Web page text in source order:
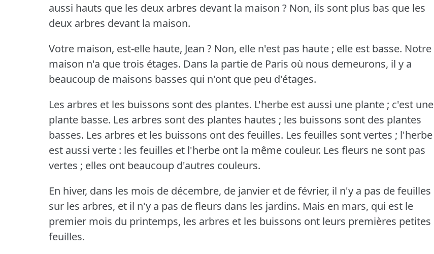
aussi hauts que les deux arbres devant la maison ? Non, ils sont plus bas que les
deux arbres devant la maison.
Votre maison, est-elle haute, Jean ? Non, elle n'est pas haute ; elle est basse. Notre
maison n'a que trois étages. Dans la partie de Paris où nous demeurons, il y a
beaucoup de maisons basses qui n'ont que peu d'étages.
Les arbres et les buissons sont des plantes. L'herbe est aussi une plante ; c'est une
plante basse. Les arbres sont des plantes hautes ; les buissons sont des plantes
basses. Les arbres et les buissons ont des feuilles. Les feuilles sont vertes ; l'herbe
est aussi verte : les feuilles et l'herbe ont la même couleur. Les fleurs ne sont pas
vertes ; elles ont beaucoup d'autres couleurs.
En hiver, dans les mois de décembre, de janvier et de février, il n'y a pas de feuilles
sur les arbres, et il n'y a pas de fleurs dans les jardins. Mais en mars, qui est le
premier mois du printemps, les arbres et les buissons ont leurs premières petites
feuilles.